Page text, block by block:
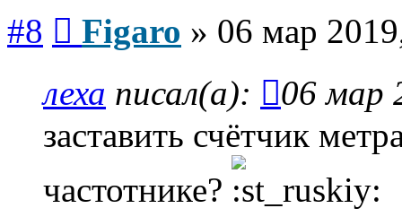
#8 Figaro » 06 мар
леха писал(а):
06 мар
заставить счётчик
частотнике?